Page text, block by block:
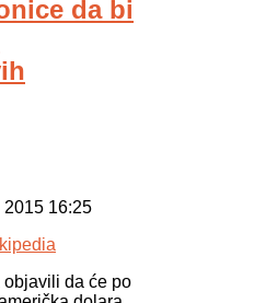
da bi
16:25
objavili da će po